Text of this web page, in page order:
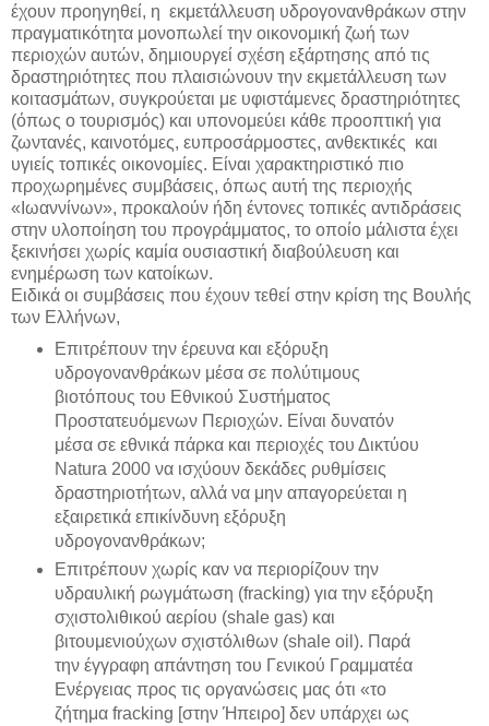
έχουν προηγηθεί, η εκμετάλλευση υδρογονανθράκων στην
πραγματικότητα μονοπωλεί την οικονομική ζωή των
περιοχών αυτών, δημιουργεί σχέση εξάρτησης από τις
δραστηριότητες που πλαισιώνουν την εκμετάλλευση των
κοιτασμάτων, συγκρούεται με υφιστάμενες δραστηριότητες
(όπως ο τουρισμός) και υπονομεύει κάθε προοπτική για
ζωντανές, καινοτόμες, ευπροσάρμοστες, ανθεκτικές και
υγιείς τοπικές οικονομίες. Είναι χαρακτηριστικό πιο
προχωρημένες συμβάσεις, όπως αυτή της περιοχής
«Ιωαννίνων», προκαλούν ήδη έντονες τοπικές αντιδράσεις
στην υλοποίηση του προγράμματος, το οποίο μάλιστα έχει
ξεκινήσει χωρίς καμία ουσιαστική διαβούλευση και
ενημέρωση των κατοίκων.
Ειδικά οι συμβάσεις που έχουν τεθεί στην κρίση της Βουλής
των Ελλήνων,
Επιτρέπουν την έρευνα και εξόρυξη
υδρογονανθράκων μέσα σε πολύτιμους
βιοτόπους του Εθνικού Συστήματος
Προστατευόμενων Περιοχών. Είναι δυνατόν
μέσα σε εθνικά πάρκα και περιοχές του Δικτύου
Natura 2000 να ισχύουν δεκάδες ρυθμίσεις
δραστηριοτήτων, αλλά να μην απαγορεύεται η
εξαιρετικά επικίνδυνη εξόρυξη
υδρογονανθράκων;
Επιτρέπουν χωρίς καν να περιορίζουν την
υδραυλική ρωγμάτωση (fracking) για την εξόρυξη
σχιστολιθικού αερίου (shale gas) και
βιτουμενιούχων σχιστόλιθων (shale oil). Παρά
την έγγραφη απάντηση του Γενικού Γραμματέα
Ενέργειας προς τις οργανώσεις μας ότι «το
ζήτημα fracking [στην Ήπειρο] δεν υπάρχει ως